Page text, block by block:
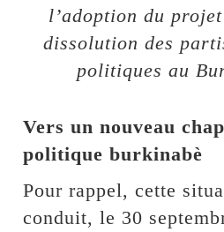
l’adoption du
dissolution des
politiques au
Vers un nouveau
politique burkinabè
Pour rappel, cette
conduit, le 30